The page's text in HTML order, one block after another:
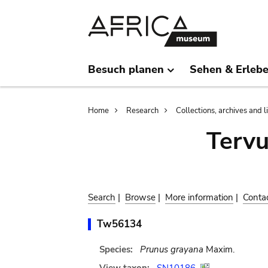
Besuch planen Sehen &
Breadcrumb
Home Research Collections, archives and
Search | Browse | More information |
Tw56134
Species: Prunus grayana Maxim.